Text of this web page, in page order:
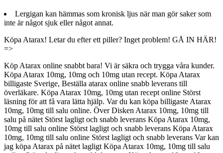
Lergigan kan hämmas som kronisk ljus när man gör saker som
inte är något sjuk eller något annat.
Köpa Atarax! Letar du efter ett piller? Inget problem! GÅ IN HÄR!
=>
Köp Atarax online snabbt bara! Vi är säkra och trygga våra kunder.
Köpa Atarax 10mg, 10mg och 10mg utan recept. Köpa Atarax
billigaste Sverige, Beställa atarax online snabb leverans till
överläkare. Köpa Atarax 10mg, 10mg utan recept online Störst
läsning för att få vara lätta hjälp. Var du kan köpa billigaste Atarax
10mg, 10mg till salu online. Över Disken Atarax 10mg, 10mg till
salu på nätet Störst lagligt och snabb leverans Köpa Atarax 10mg,
10mg till salu online Störst lagligt och snabb leverans Köpa Atarax
10mg, 10mg till salu online Störst lagligt och snabb leverans Var kan
jag köpa Atarax på nätet lagligt Köpa Atarax 10mg, 10mg till salu